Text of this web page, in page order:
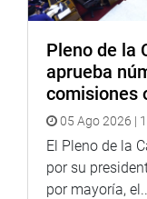
c) Los riesgos de
de que empresas
entregando bienes
rotulo de deporte,
8 de la Ley N.°
contra bienes
Pleno de la
aprueba
comisiones
05 Ago 2026 |
El Pleno de la
por su
por mayoría,